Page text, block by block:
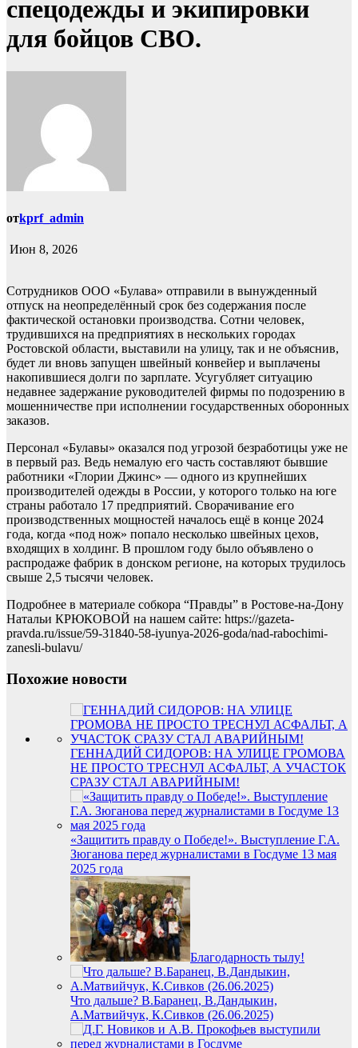
спецодежды и экипировки
для бойцов СВО.
отkprf_admin
Июн 8, 2026
Сотрудников ООО «Булава» отправили в вынужденный
отпуск на неопределённый срок без содержания после
фактической остановки производства. Сотни человек,
трудившихся на предприятиях в нескольких городах
Ростовской области, выставили на улицу, так и не объяснив,
будет ли вновь запущен швейный конвейер и выплачены
накопившиеся долги по зарплате. Усугубляет ситуацию
недавнее задержание руководителей фирмы по подозрению в
мошенничестве при исполнении государственных оборонных
заказов.
Персонал «Булавы» оказался под угрозой безработицы уже не
в первый раз. Ведь немалую его часть составляют бывшие
работники «Глории Джинс» — одного из крупнейших
производителей одежды в России, у которого только на юге
страны работало 17 предприятий. Сворачивание его
производственных мощностей началось ещё в конце 2024
года, когда «под нож» попало несколько швейных цехов,
входящих в холдинг. В прошлом году было объявлено о
распродаже фабрик в донском регионе, на которых трудилось
свыше 2,5 тысячи человек.
Подробнее в материале собкора “Правды” в Ростове-на-Дону
Натальи КРЮКОВОЙ на нашем сайте: https://gazeta-
pravda.ru/issue/59-31840-58-iyunya-2026-goda/nad-rabochimi-
zanesli-bulavu/
Похожие новости
ГЕННАДИЙ СИДОРОВ: НА УЛИЦЕ ГРОМОВА
НЕ ПРОСТО ТРЕСНУЛ АСФАЛЬТ, А УЧАСТОК
СРАЗУ СТАЛ АВАРИЙНЫМ!
«Защитить правду о Победе!». Выступление Г.А.
Зюганова перед журналистами в Госдуме 13 мая
2025 года
Благодарность тылу!
Что дальше? В.Баранец, В.Дандыкин,
А.Матвийчук, К.Сивков (26.06.2025)